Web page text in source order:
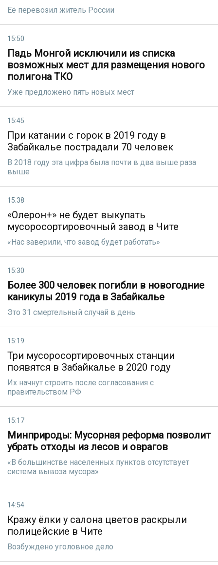
Её перевозил житель России
15:50
Падь Монгой исключили из списка
возможных мест для размещения нового
полигона ТКО
Уже предложено пять новых мест
15:45
При катании с горок в 2019 году в
Забайкалье пострадали 70 человек
В 2018 году эта цифра была почти в два выше раза
выше
15:38
«Олерон+» не будет выкупать
мусоросортировочный завод в Чите
«Нас заверили, что завод будет работать»
15:30
Более 300 человек погибли в новогодние
каникулы 2019 года в Забайкалье
Это 31 смертельный случай в день
15:19
Три мусоросортировочных станции
появятся в Забайкалье в 2020 году
Их начнут строить после согласования с
правительством РФ
15:17
Минприроды: Мусорная реформа позволит
убрать отходы из лесов и оврагов
«В большинстве населенных пунктов отсутствует
система вывоза мусора»
14:54
Кражу ёлки у салона цветов раскрыли
полицейские в Чите
Возбуждено уголовное дело